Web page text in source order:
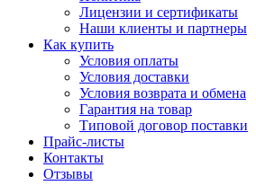
Лицензии и сертификаты
Наши клиенты и партнеры
Как купить
Условия оплаты
Условия доставки
Условия возврата и обмена
Гарантия на товар
Типовой договор поставки
Прайс-листы
Контакты
Отзывы